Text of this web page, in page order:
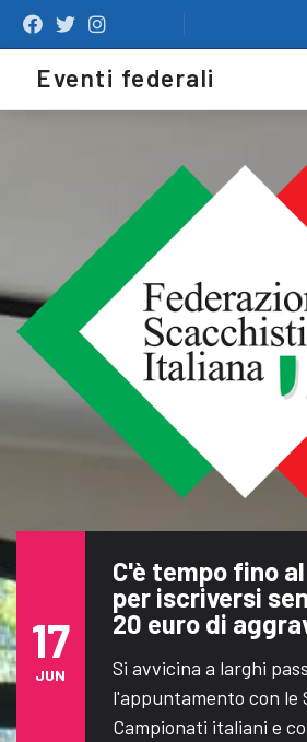
Eventi federaliC'è tempo fino al
per iscriversi
20 euro di
Si avvicina a larghi
l'appuntamento con le
Campionati italiani e
07
Semifinali
italiano: chiesto
contributo alla
Emilia-Romagna
Si svolgeranno a
Donatello, le Semifinali
italiano 2026 e i...
17
JUN
C'è tempo fino
per iscriversi
20 euro di
Si avvicina a larghi
l'appuntamento con le
Campionati italiani e